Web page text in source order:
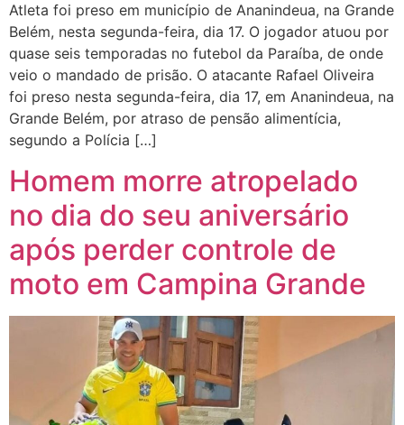
Atleta foi preso em município de Ananindeua, na Grande
Belém, nesta segunda-feira, dia 17. O jogador atuou por
quase seis temporadas no futebol da Paraíba, de onde
veio o mandado de prisão. O atacante Rafael Oliveira
foi preso nesta segunda-feira, dia 17, em Ananindeua, na
Grande Belém, por atraso de pensão alimentícia,
segundo a Polícia […]
Homem morre atropelado
no dia do seu aniversário
após perder controle de
moto em Campina Grande